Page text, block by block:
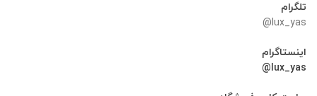
تلگرام
lux_yas@
اینستاگرام
lux_yas@